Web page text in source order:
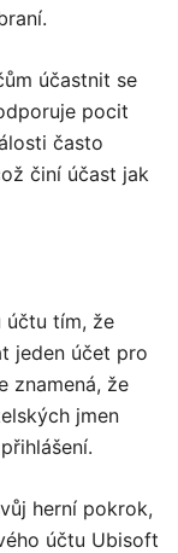
účastnit se
pocit
často
činí účast jak
účtu tím, že
jeden účet pro
znamená, že
jmen
herní pokrok,
účtu Ubisoft